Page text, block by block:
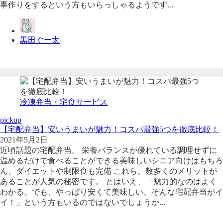
事作りをするという方もいらっしゃるようです...
黒田ぐー太
冷凍弁当・宅食サービス
pickup
【宅配弁当】安いうまいが魅力！コスパ最強5つを徹底比較！
2021年5月2日
近頃話題の宅配弁当。 栄養バランスが優れている調理せずに
温めるだけで食べることができる美味しいシニア向けはもちろ
ん、ダイエットや制限食も完備 これら、数多くのメリットが
あることが人気の秘密です。 とはいえ、「魅力的なのはよく
わかる。でも、やっぱり安くて美味しい、そんな宅配弁当がイ
イ！」という方もいるのではないでしょうか...